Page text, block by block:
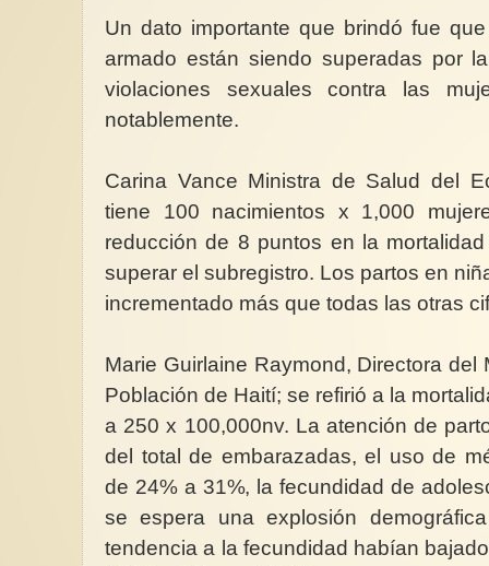
Un dato importante que brindó fue
armado están siendo superadas por
violaciones sexuales contra las
notablemente.
Carina Vance Ministra de Salud del
tiene 100 nacimientos x 1,000
reducción de 8 puntos en la
superar el subregistro. Los partos en
incrementado más que todas las otras
Marie Guirlaine Raymond, Directora
Población de Haití; se refirió a la
a 250 x 100,000nv. La atención de
del total de embarazadas, el uso de
de 24% a 31%, la fecundidad de
se espera una explosión
tendencia a la fecundidad habían